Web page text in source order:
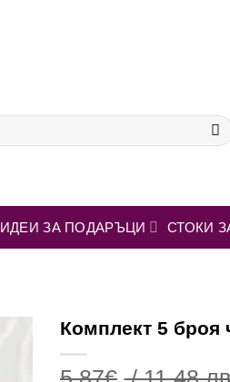
ИДЕИ ЗА ПОДАРЪЦИ СТОКИ
Комплект 5 броя